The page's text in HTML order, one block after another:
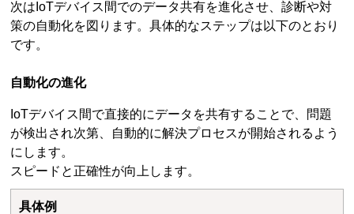
次はIoTデバイス間でのデータ共有を進化させ、診断や対
策の自動化を図ります。具体的なステップは以下のとおり
です。
自動化の進化
IoTデバイス間で直接的にデータを共有することで、問題
が検出され次第、自動的に解決プロセスが開始されるよう
にします。
スピードと正確性が向上します。
具体例